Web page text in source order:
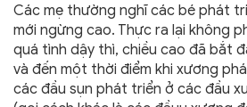
Các mẹ thường nghĩ các bé phát
mới ngừng cao. Thực ra lại không
quá tình dậy thì, chiều cao đã bắt
và đến một thời điểm khi xương
các đầu sụn phát triển ở các đầu